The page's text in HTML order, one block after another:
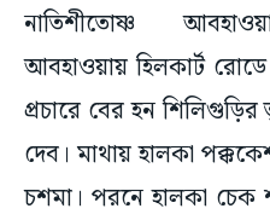
নাতিশীতোষ্ণ
আবহাওয়ায় হিলকার্ট
প্রচারে বের হন
দেব। মাথায় হালকা
চশমা। পরনে হালকা চেক